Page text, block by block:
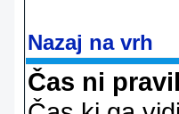
Nazaj na vrh
Čas ni